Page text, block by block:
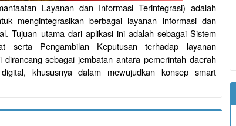
Layanan dan Informasi Terintegrasi) adalah
mengintegrasikan berbagai layanan informasi dan
Tujuan utama dari aplikasi ini adalah sebagai Sistem
serta Pengambilan Keputusan terhadap layanan
sebagai jembatan antara pemerintah daerah
khususnya dalam mewujudkan konsep smart